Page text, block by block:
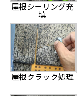
屋根シーリング充
填
屋根クラック処理